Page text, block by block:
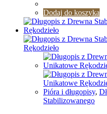
Dodaj do koszyka
Pióra i długopisy,
Stabilizowanego